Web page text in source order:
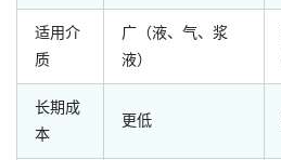
适用介
质
广（液、气、浆
液）
长期成
本
更低